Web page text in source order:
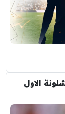
الاول